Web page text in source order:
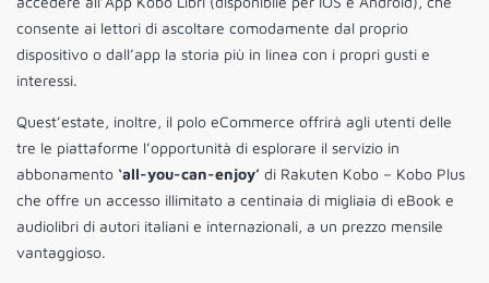
consente ai lettori di ascoltare comodamente dal proprio
dispositivo o dall’app la storia più in linea con i propri gusti e
interessi.
Quest’estate, inoltre, il polo eCommerce offrirà agli utenti delle
tre le piattaforme l’opportunità di esplorare il servizio in
abbonamento ‘all-you-can-enjoy’ di Rakuten Kobo – Kobo Plus
che offre un accesso illimitato a centinaia di migliaia di eBook e
audiolibri di autori italiani e internazionali, a un prezzo mensile
vantaggioso.